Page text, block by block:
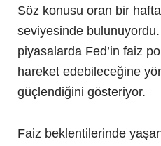
Söz konusu oran bir
seviyesinde
piyasalarda Fed’in faiz
hareket edebileceğine
güçlendiğini gösteriyor.
Faiz beklentilerinde